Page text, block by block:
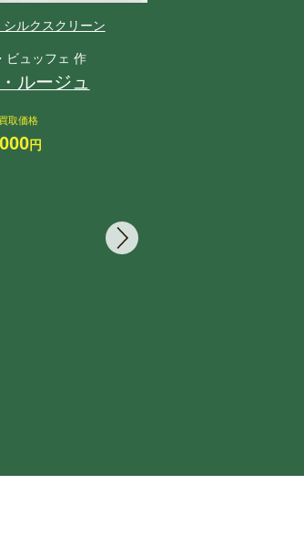
シルクスクリーン
ビュッフェ 作
ルージュ
取価格
円